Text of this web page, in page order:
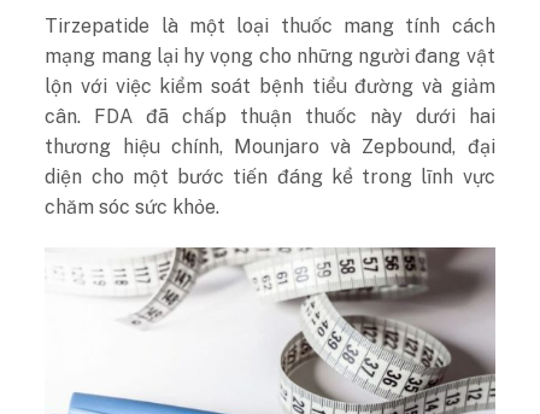
Tirzepatide là một loại thuốc mang tính cách
mạng mang lại hy vọng cho những người đang vật
lộn với việc kiểm soát bệnh tiểu đường và giảm
cân. FDA đã chấp thuận thuốc này dưới hai
thương hiệu chính, Mounjaro và Zepbound, đại
diện cho một bước tiến đáng kể trong lĩnh vực
chăm sóc sức khỏe.